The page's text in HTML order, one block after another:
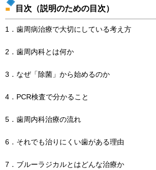
目次（説明のための目次）
1．歯周病治療で大切にしている考え方
2．歯周内科とは何か
3．なぜ「除菌」から始めるのか
4．PCR検査で分かること
5．歯周内科治療の流れ
6．それでも治りにくい歯がある理由
7．ブルーラジカルとはどんな治療か